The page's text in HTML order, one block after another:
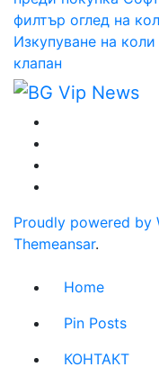
филтър оглед на
Изкупуване на
клапан
Proudly powered by
Themeansar.
Home
Pin Posts
КОНТАКТ